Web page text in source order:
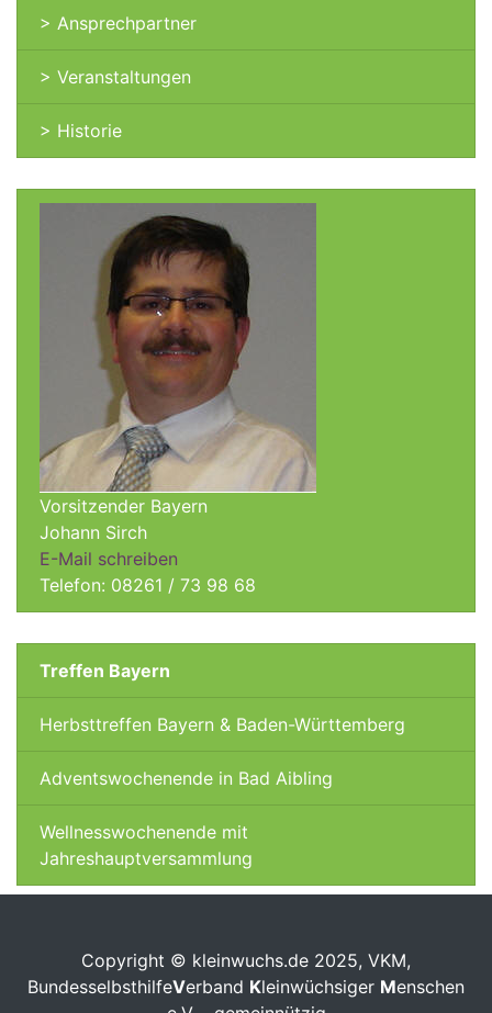
> Ansprechpartner
> Veranstaltungen
> Historie
Vorsitzender Bayern
Johann Sirch
E-Mail schreiben
Telefon: 08261 / 73 98 68
Treffen Bayern
Herbsttreffen Bayern & Baden-Württemberg
Adventswochenende in Bad Aibling
Wellnesswochenende mit
Jahreshauptversammlung
Copyright © kleinwuchs.de 2025, VKM,
BundesselbsthilfeVerband Kleinwüchsiger Menschen